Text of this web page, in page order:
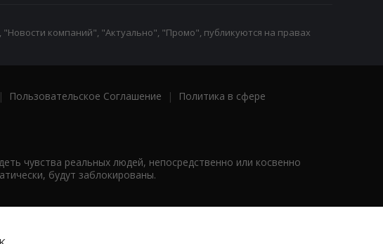
компаний", "Актуально", "Промо", публикуются на правах
Пользовательское Соглашение |
Политика в сфере
чувства реальных людей, непосредственно или косвенно
будут заблокированы.